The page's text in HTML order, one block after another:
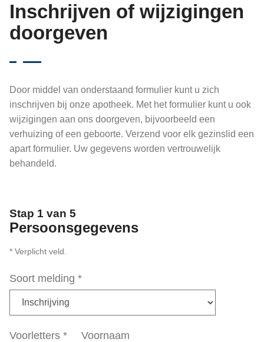
Inschrijven of wijzigingen
doorgeven
Door middel van onderstaand formulier kunt u zich
inschrijven bij onze apotheek. Met het formulier kunt u ook
wijzigingen aan ons doorgeven, bijvoorbeeld een
verhuizing of een geboorte. Verzend voor elk gezinslid een
apart formulier. Uw gegevens worden vertrouwelijk
behandeld.
Stap 1 van 5
Persoonsgegevens
* Verplicht veld.
Soort melding *
Voorletters * Voornaam